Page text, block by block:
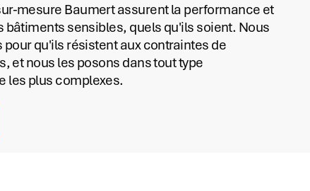
mesure Baumert assurent la performance et
bâtiments sensibles, quels qu'ils soient. Nous
qu'ils résistent aux contraintes de
et nous les posons dans tout type
les plus complexes.